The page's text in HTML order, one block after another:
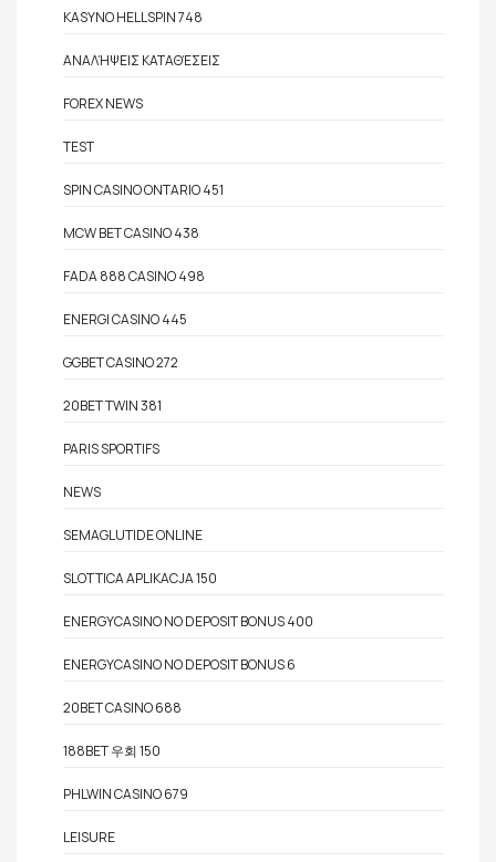
KASYNO HELLSPIN 748
ΑΝΑΛΉΨΕΙΣ ΚΑΤΑΘΈΣΕΙΣ
FOREX NEWS
TEST
SPIN CASINO ONTARIO 451
MCW BET CASINO 438
FADA 888 CASINO 498
ENERGI CASINO 445
GGBET CASINO 272
20BET TWIN 381
PARIS SPORTIFS
NEWS
SEMAGLUTIDE ONLINE
SLOTTICA APLIKACJA 150
ENERGYCASINO NO DEPOSIT BONUS 400
ENERGYCASINO NO DEPOSIT BONUS 6
20BET CASINO 688
188BET 우회 150
PHLWIN CASINO 679
LEISURE